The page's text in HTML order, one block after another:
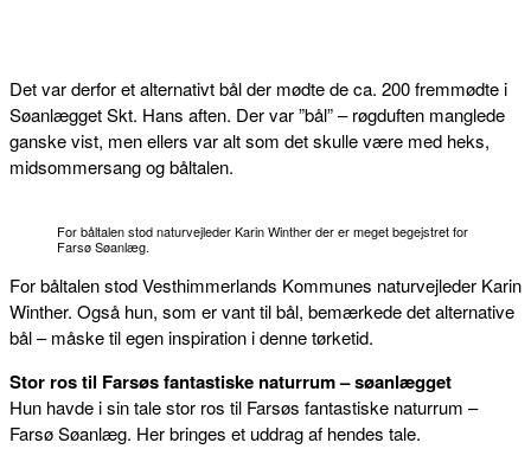
Det var derfor et alternativt bål der mødte de ca. 200 fremmødte i
Søanlægget Skt. Hans aften. Der var ”bål” – røgduften manglede
ganske vist, men ellers var alt som det skulle være med heks,
midsommersang og båltalen.
For båltalen stod naturvejleder Karin Winther der er meget begejstret for
Farsø Søanlæg.
For båltalen stod Vesthimmerlands Kommunes naturvejleder Karin
Winther. Også hun, som er vant til bål, bemærkede det alternative
bål – måske til egen inspiration i denne tørketid.
Stor ros til Farsøs fantastiske naturrum – søanlægget
Hun havde i sin tale stor ros til Farsøs fantastiske naturrum –
Farsø Søanlæg. Her bringes et uddrag af hendes tale.